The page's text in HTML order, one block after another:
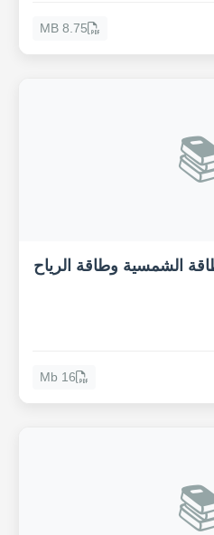
8.75 MB
الشمسية وطاقة الرياح
16 Mb